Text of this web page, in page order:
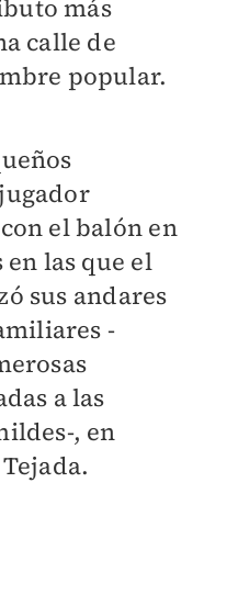
más
calle de
popular.
el balón en
las que el
sus andares
-
a las
, en